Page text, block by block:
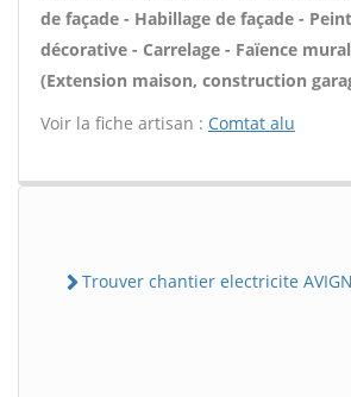
de façade - Habillage de façade -
décorative - Carrelage - Faïence
(Extension maison, construction
Voir la fiche artisan : Comtat alu
Trouver chantier electricite